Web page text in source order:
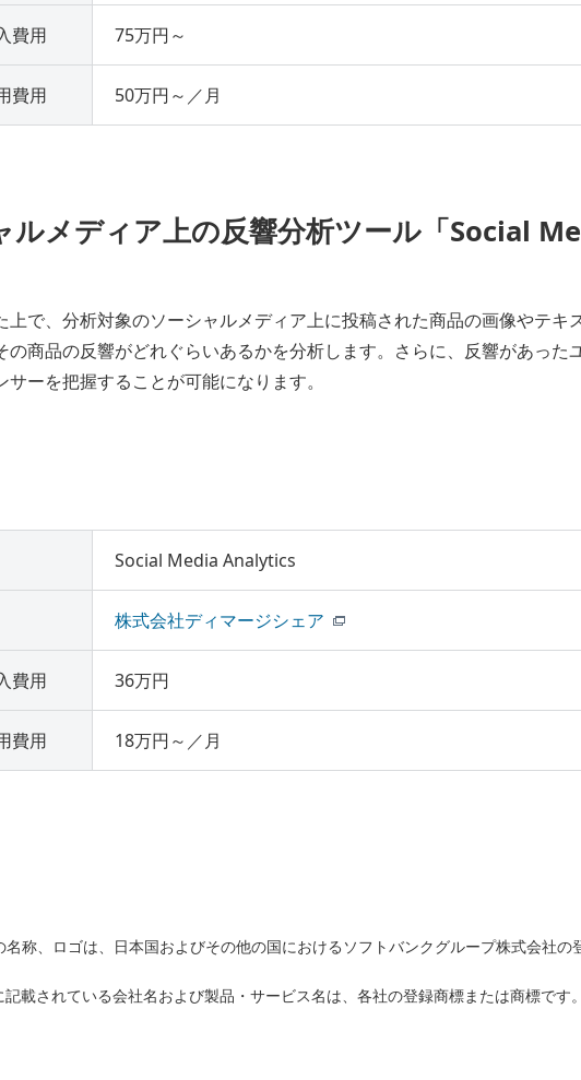
費用 75万円～
費用 50万円～／月
ルメディア上の反響分析ツール「Social
上で、分析対象のソーシャルメディア上に投稿された商品の画像やテキ
商品の反響がどれぐらいあるかを分析します。さらに、反響があった
ーを把握することが可能になります。
Social Media Analytics
株式会社ディマージシェア
費用 36万円
費用 18万円～／月
称、ロゴは、日本国およびその他の国におけるソフトバンクグループ株式会社の
載されている会社名および製品・サービス名は、各社の登録商標または商標です。